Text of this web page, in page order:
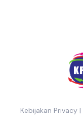
Kebijakan Privacy|